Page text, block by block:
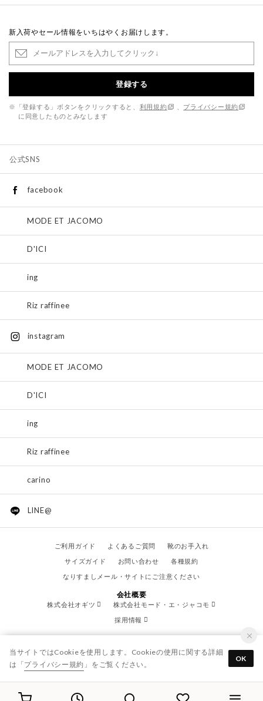
新入荷やセール情報をいちはやくお届けします。
登録する
※「登録する」ボタンをクリックすると、 利用規約
プライバシー規約
に同意したものとみなします
公式SNS
facebook
MODE ET JACOMO
D'ICI
ing
Riz raffinee
instagram
MODE ET JACOMO
D'ICI
ing
Riz raffinee
carino
LINE@
ご利用ガイド よくあるご質問
靴のお手入れ
サイズガイド
お問い合わせ
各種規約
なりすましメール・サイトにご注意ください
会社概要
株式会社オギツ
株式会社モード・エ・ジャコモ
採用情報
© OGITSU CO.,LTD. / All Right Reserved.
当サイトではCookieを使用します。Cookieの使用に関する詳細
は「プライバシー規約 」をご覧ください。
OK